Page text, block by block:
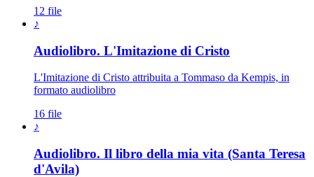
12 file
♪
Audiolibro. L'Imitazione di Cristo
L'Imitazione di Cristo attribuita a Tommaso da Kempis, in
formato audiolibro
16 file
♪
Audiolibro. Il libro della mia vita (Santa Teresa
d'Avila)